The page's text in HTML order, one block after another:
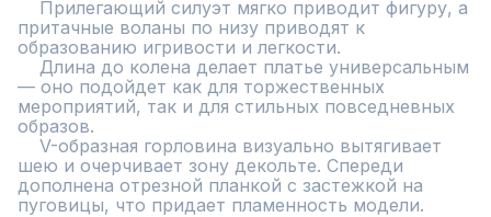
притачные воланы по низу приводят к
образованию игривости и легкости.
— оно подойдет как для торжественных
мероприятий, так и для стильных повседневных
образов.
шею и очерчивает зону декольте. Спереди
дополнена отрезной планкой с застежкой на
пуговицы, что придает пламенность модели.